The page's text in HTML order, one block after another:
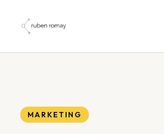
contenido
MARKETING